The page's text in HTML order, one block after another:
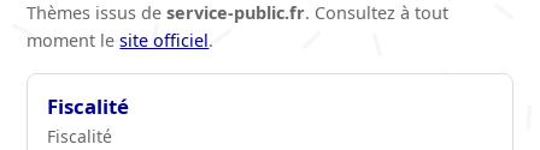
Thèmes issus deservice-public.fr. Consultez à tout
moment lesite officiel.
Fiscalité
Fiscalité